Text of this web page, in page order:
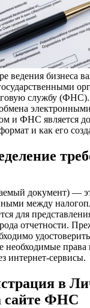
ведения бизнеса
службу
и ФНС является
и как его
документ) —
между
для
отчетности.
необходимые
интернет-сервисы.
в
сайте ФНС